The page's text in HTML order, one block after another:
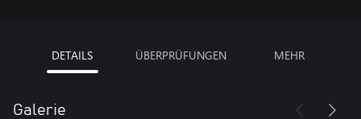
DETAILS ÜBERPRÜFUNGEN MEHR
Galerie